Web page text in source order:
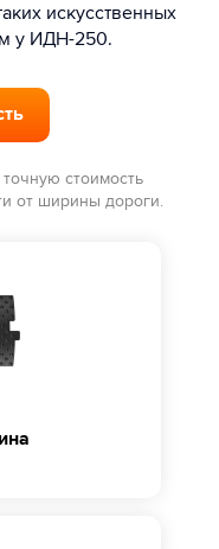
искусственных
у ИДН-250.
стоимость
от ширины дороги.